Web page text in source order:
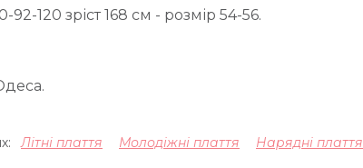
92-120 зріст 168 см - розмір 54-56.
Літні плаття Молодіжні плаття Нарядні плаття